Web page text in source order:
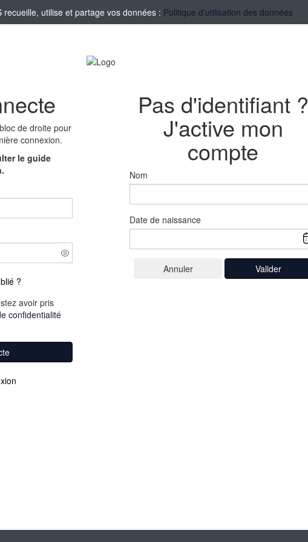
recueille, utilise et partage vos données : Politique d'utilisation des données
de droite pour
connexion.
le guide
?
avoir pris
confidentialité
Pas d'identifiant ?
J'active mon
compte
Nom
Date de naissance
Valider